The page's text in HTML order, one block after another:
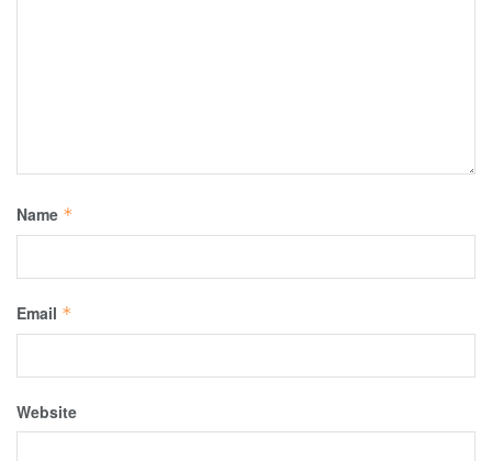
Name *
Email *
Website